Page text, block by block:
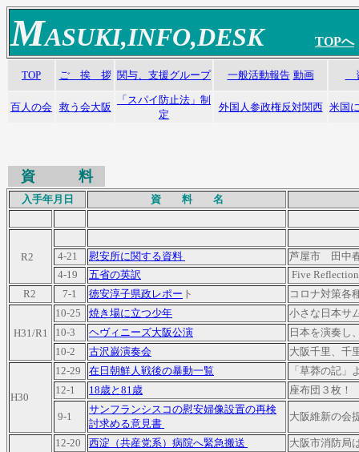
MASUKI,INFO,DESK TOPへ
TOP ご 挨 拶 関与、支援グループ 一般活動報告 動画
百人の会 救う会大阪
「スパイ防止法」制
定
外国人参政権反対関西 米国
資 料
入手年月日 資 料 名
R2 4-21 慰安所に関する資料
芦屋市 田中
4-19
五省の英訳 Five
R2 7-1 徳安淳子県政レポー ト コロナ対策各
H31/R1
10-25 焼き場に立つ少年
小さな日本サ
10-3
ヘヴィニーズ大阪公演
日本を演奏
10-2
古沢巌演奏会 大阪千里、千
H30
12-29 在日朝鮮人戦後の暴動一覧
「草莽の記」
12-1
18歳と81歳 座布団３枚！
9-1
サンフランシスコの慰安婦像設置の再検
討求める意見書
大阪維新の会
12-20 西淀（共産党系）病院へ緊急搬送
大阪市消防局